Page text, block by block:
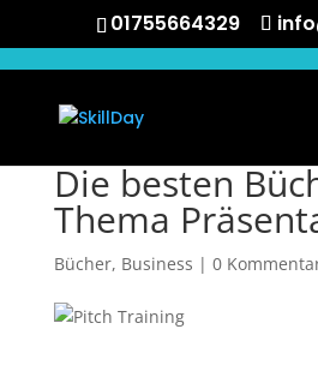
01755664329
Die besten
Thema
Bücher, Business | 0